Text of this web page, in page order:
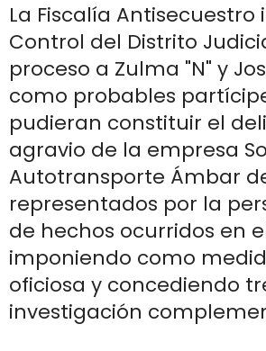
La Fiscalía
Control del Distrito
proceso a Zulma "N" y
como probables
pudieran constituir el
agravio de la empresa
Autotransporte Ámbar
representados por la
de hechos ocurridos en
imponiendo como
oficiosa y concediendo
investigación